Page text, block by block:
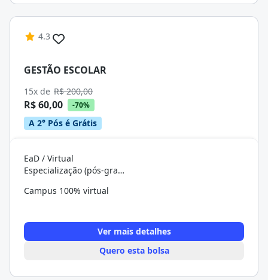
4.3
GESTÃO ESCOLAR
15x de R$ 200,00
R$ 60,00 -70%
A 2° Pós é Grátis
EaD / Virtual
Especialização (pós-graduação)
Campus 100% virtual
Ver mais detalhes
Quero esta bolsa